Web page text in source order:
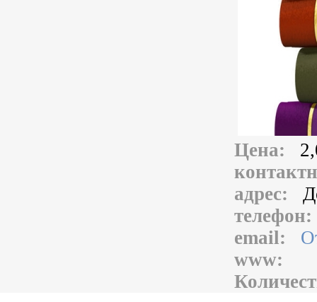
Цена:
адрес:
email:
www: